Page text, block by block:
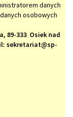
danych
osobowych
89-333 Osiek nad
sekretariat@sp-